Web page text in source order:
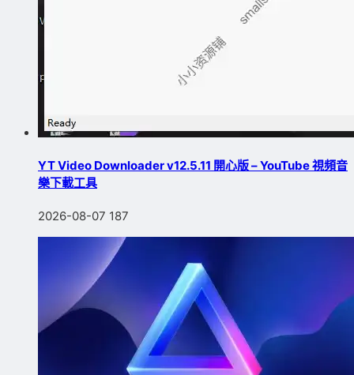
YT Video Downloader v12.5.11 開心版 – YouTube 視頻音
樂下載工具
2026-08-07 187